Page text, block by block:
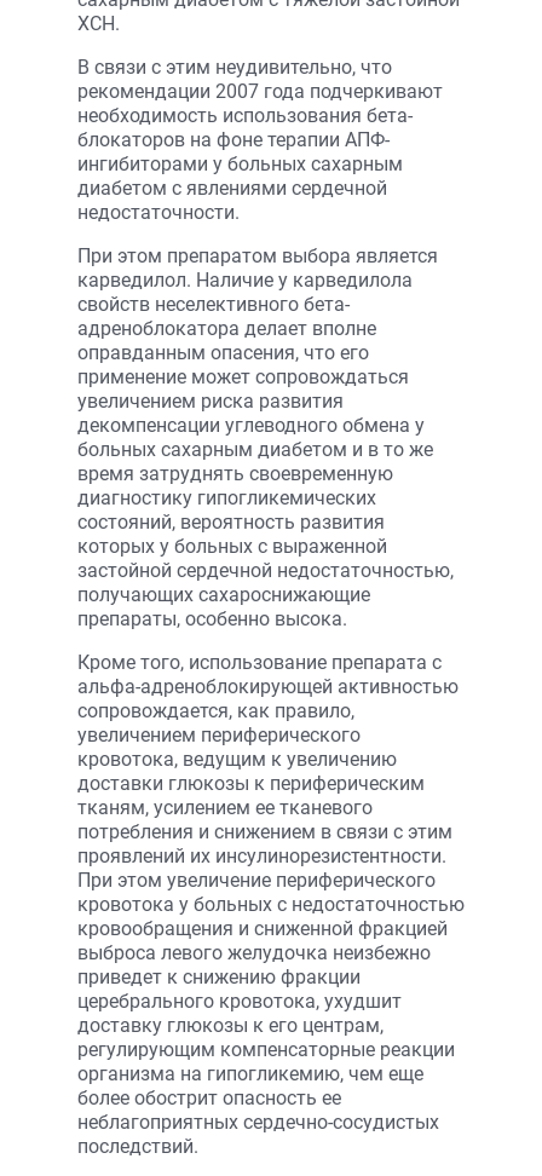
ХСН.
В связи с этим неудивительно, что
рекомендации 2007 года подчеркивают
необходимость использования бета-
блокаторов на фоне терапии АПФ-
ингибиторами у больных сахарным
диабетом с явлениями сердечной
недостаточности.
При этом препаратом выбора является
карведилол. Наличие у карведилола
свойств неселективного бета-
адреноблокатора делает вполне
оправданным опасения, что его
применение может сопровождаться
увеличением риска развития
декомпенсации углеводного обмена у
больных сахарным диабетом и в то же
время затруднять своевременную
диагностику гипогликемических
состояний, вероятность развития
которых у больных с выраженной
застойной сердечной недостаточностью,
получающих сахароснижающие
препараты, особенно высока.
Кроме того, использование препарата с
альфа-адреноблокирующей активностью
сопровождается, как правило,
увеличением периферического
кровотока, ведущим к увеличению
доставки глюкозы к периферическим
тканям, усилением ее тканевого
потребления и снижением в связи с этим
проявлений их инсулинорезистентности.
При этом увеличение периферического
кровотока у больных с недостаточностью
кровообращения и сниженной фракцией
выброса левого желудочка неизбежно
приведет к снижению фракции
церебрального кровотока, ухудшит
доставку глюкозы к его центрам,
регулирующим компенсаторные реакции
организма на гипогликемию, чем еще
более обострит опасность ее
неблагоприятных сердечно-сосудистых
последствий.